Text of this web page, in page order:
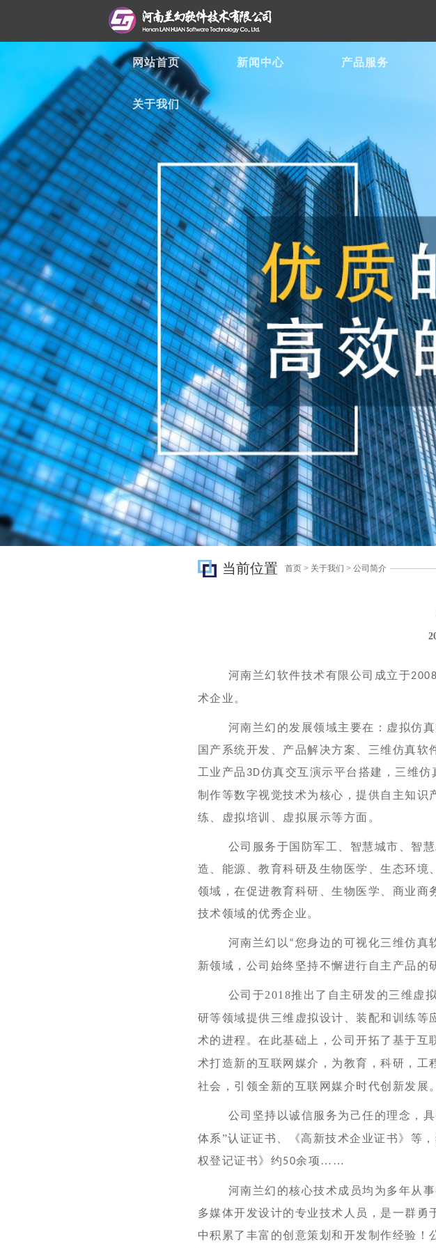
网站首页 新闻中心 产品服务
关于我们
当前位置 首页> 关于我们 > 公司简介
河南兰幻软件技术有限公司成立于
术企业。
河南兰幻的发展领域主要在：虚拟仿真
国产系统开发、 产品解决方案
、三维仿真
工业产品 3D仿真交互演示平台搭建，三维
制作等数字视觉技术为核心，提供自主知识
练、虚拟培训、虚拟展示等方面。
公司 服务于国防军工、 智慧城市、智
造、能源、教育科研及生物医学、生态环境、
领域，在促进教育科研、生物医学、商业商
技术领域的优秀企业。
河南兰幻以 “您身边的可视化三维仿真
新领域， 公司始终坚持不懈进行自主产品的
公司于2018推出了自主研发的三维虚
研等领域提供三维虚拟设计、装配和训练等
术的进程。在此基础上，公司开拓了基于互
术打造新的互联网媒介，为教育，科研，工
社会，引领全新的互联网媒介时代创新发展。
公司坚持以诚信服务为己任的理念，具
体系”认证证书、《高新技术企业证书》等
权登记证书》约50余项……
河南兰幻的核心技术成员均为多年从事
多媒体开发设计的专业技术人员，是一群勇
中积累了丰富的创意策划和开发制作经验